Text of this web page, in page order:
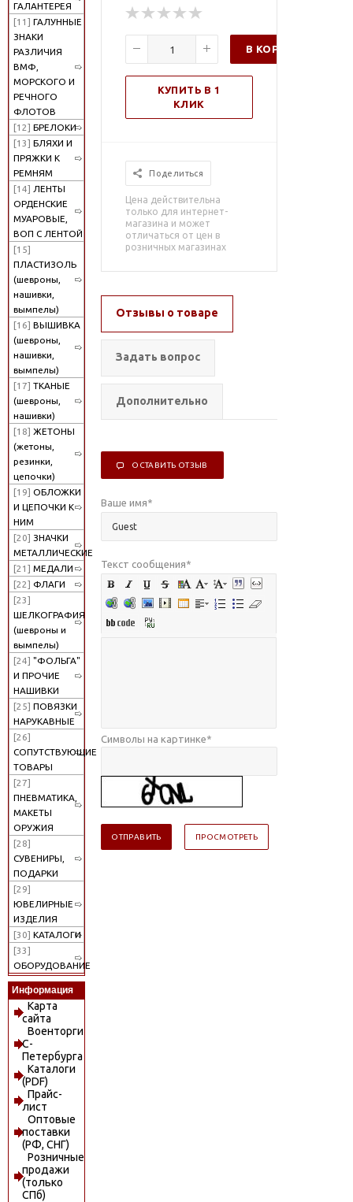
ГАЛАНТЕРЕЯ
[11] ГАЛУННЫЕ
ЗНАКИ
РАЗЛИЧИЯ
ВМФ,
МОРСКОГО И
РЕЧНОГО
ФЛОТОВ
[12] БРЕЛОКИ
[13] БЛЯХИ И
ПРЯЖКИ К
РЕМНЯМ
[14] ЛЕНТЫ
ОРДЕНСКИЕ
МУАРОВЫЕ,
ВОП С ЛЕНТОЙ
[15]
ПЛАСТИЗОЛЬ
(шевроны,
нашивки,
вымпелы)
[16] ВЫШИВКА
(шевроны,
нашивки,
вымпелы)
[17] ТКАНЫЕ
(шевроны,
нашивки)
[18] ЖЕТОНЫ
(жетоны,
резинки,
цепочки)
[19] ОБЛОЖКИ
И ЦЕПОЧКИ К
НИМ
[20] ЗНАЧКИ
МЕТАЛЛИЧЕСКИЕ
[21] МЕДАЛИ
[22] ФЛАГИ
[23]
ШЕЛКОГРАФИЯ
(шевроны и
вымпелы)
[24] "ФОЛЬГА"
И ПРОЧИЕ
НАШИВКИ
[25] ПОВЯЗКИ
НАРУКАВНЫЕ
[26]
СОПУТСТВУЮЩИЕ
ТОВАРЫ
[27]
ПНЕВМАТИКА,
МАКЕТЫ
ОРУЖИЯ
[28]
СУВЕНИРЫ,
ПОДАРКИ
[29]
ЮВЕЛИРНЫЕ
ИЗДЕЛИЯ
[30] КАТАЛОГИ
[33]
ОБОРУДОВАНИЕ
Информация
Карта
сайта
Военторги
С-
Петербурга
Каталоги
(PDF)
Прайс-
лист
Оптовые
поставки
(РФ, СНГ)
Розничные
продажи
(только
СПб)
В КОРЗИНУ
КУПИТЬ В 1
КЛИК
Поделиться
Цена действительна
только для интернет-
магазина и может
отличаться от цен в
розничных магазинах
Отзывы о товаре
Задать вопрос
Дополнительно
ОСТАВИТЬ ОТЗЫВ
Ваше имя*
Текст сообщения*
Символы на картинке*